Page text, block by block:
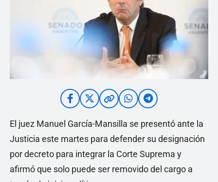
El juez Manuel García-Mansilla se presentó ante la
Justicia este martes para defender su designación
por decreto para integrar la Corte Suprema y
afirmó que solo puede ser removido del cargo a